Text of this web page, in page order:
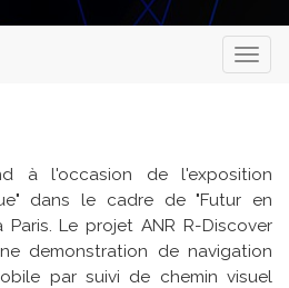
à l'occasion de l'exposition
dans le cadre de "Futur en
Paris. Le projet ANR R-Discover
demonstration de navigation
par suivi de chemin visuel